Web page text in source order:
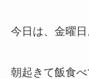
今日は、金曜日
朝起きて飯食